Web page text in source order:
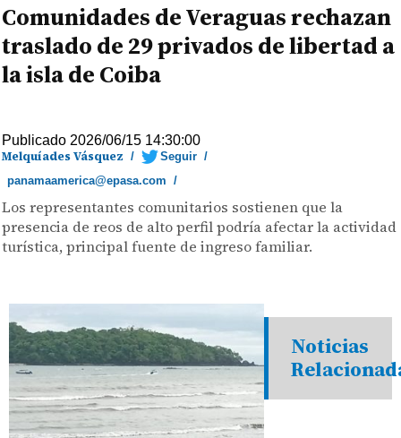
Comunidades de Veraguas rechazan
traslado de 29 privados de libertad a
la isla de Coiba
Publicado 2026/06/15 14:30:00
Melquíades Vásquez / Seguir /
panamaamerica@epasa.com /
Los representantes comunitarios sostienen que la
presencia de reos de alto perfil podría afectar la actividad
turística, principal fuente de ingreso familiar.
Noticias